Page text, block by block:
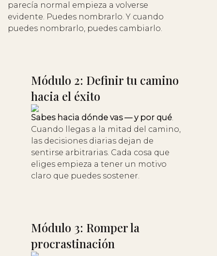
parecía normal empieza a volverse
evidente. Puedes nombrarlo. Y cuando
puedes nombrarlo, puedes cambiarlo.
Módulo 2: Definir tu camino
hacia el éxito
Sabes hacia dónde vas — y por qué.
Cuando llegas a la mitad del camino,
las decisiones diarias dejan de
sentirse arbitrarias. Cada cosa que
eliges empieza a tener un motivo
claro que puedes sostener.
Módulo 3: Romper la
procrastinación